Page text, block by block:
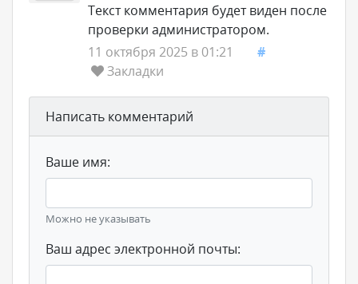
Текст комментария будет виден после
проверки администратором.
11 октября 2025 в 01:21
#
Закладки
Написать комментарий
Ваше имя:
Можно не указывать
Ваш адрес электронной почты: